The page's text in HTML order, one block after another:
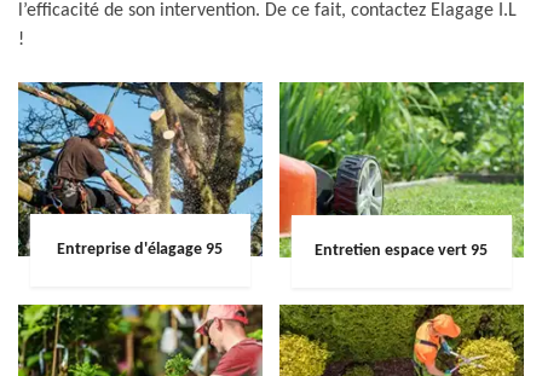
l’efficacité de son intervention. De ce fait, contactez Elagage I.L
!
Entreprise d'élagage 95 Entretien espace vert 95